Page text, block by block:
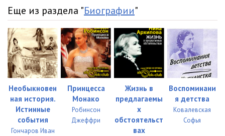
00018 Свадьба 22:50
00019 Гибель 16:16
00020 Послесловие 09:57
Еще из раздела "Биографии"
Необыкновен
ная история.
Истинные
события
Гончаров Иван
Принцесса
Монако
Робинсон
Джеффри
Жизнь в
предлагаемы
х
обстоятельст
вах
Воспоминани
я детства
Ковалевская
Софья